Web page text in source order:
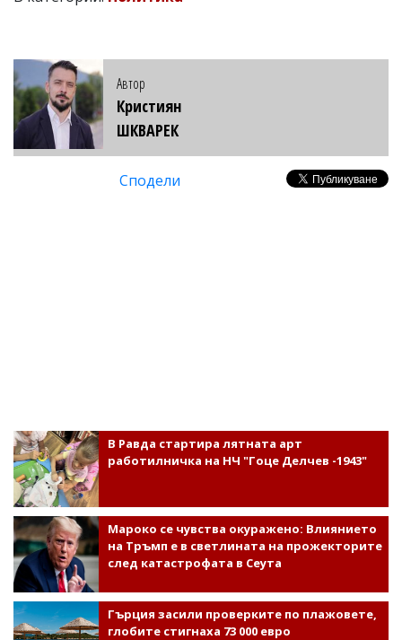
Автор
Кристиян
ШКВАРЕК
Сподели
В Равда стартира лятната арт
работилничка на НЧ "Гоце Делчев -1943"
Мароко се чувства окуражено: Влиянието
на Тръмп е в светлината на прожекторите
след катастрофата в Сеута
Гърция засили проверките по плажовете,
глобите стигнаха 73 000 евро